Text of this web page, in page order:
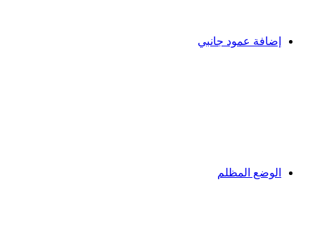
إضافة عمود جانبي
الوضع المظلم